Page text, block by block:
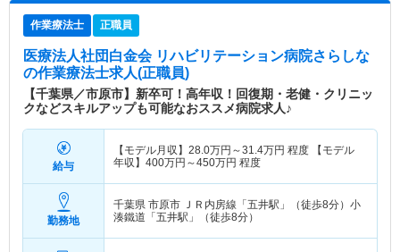
作業療法士 正職員
医療法人社団白金会 リハビリテーション病院さらしな
の作業療法士求人(正職員)
【千葉県／市原市】新卒可！高年収！回復期・老健・クリニッ
クなどスキルアップも可能なおススメ病院求人♪
給与
【モデル月収】 28.0万円～31.4万円 程度 【モデル
年収】 400万円～450万円 程度
勤務地
千葉県 市原市 ＪＲ内房線「五井駅」（徒歩8分）小
湊鐵道「五井駅」（徒歩8分）